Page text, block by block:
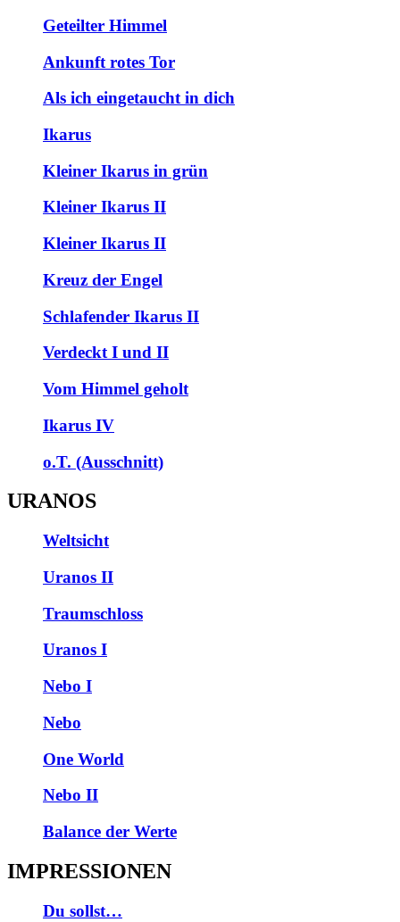
Geteilter Himmel
Ankunft rotes Tor
Als ich eingetaucht in dich
Ikarus
Kleiner Ikarus in grün
Kleiner Ikarus II
Kleiner Ikarus II
Kreuz der Engel
Schlafender Ikarus II
Verdeckt I und II
Vom Himmel geholt
Ikarus IV
o.T. (Ausschnitt)
URANOS
Weltsicht
Uranos II
Traumschloss
Uranos I
Nebo I
Nebo
One World
Nebo II
Balance der Werte
IMPRESSIONEN
Du sollst…